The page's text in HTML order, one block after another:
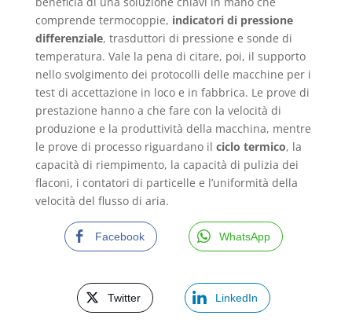
comprende termocoppie, indicatori di pressione
differenziale, trasduttori di pressione e sonde di
temperatura. Vale la pena di citare, poi, il supporto
nello svolgimento dei protocolli delle macchine per i
test di accettazione in loco e in fabbrica. Le prove di
prestazione hanno a che fare con la velocità di
produzione e la produttività della macchina, mentre
le prove di processo riguardano il ciclo termico, la
capacità di riempimento, la capacità di pulizia dei
flaconi, i contatori di particelle e l’uniformità della
velocità del flusso di aria.
Facebook WhatsApp
Twitter LinkedIn